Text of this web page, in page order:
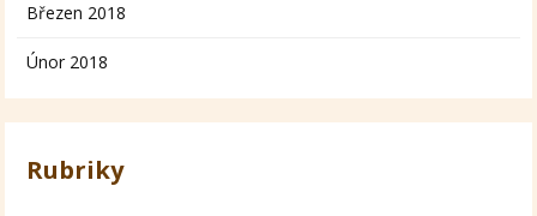
Březen 2018
Únor 2018
Rubriky